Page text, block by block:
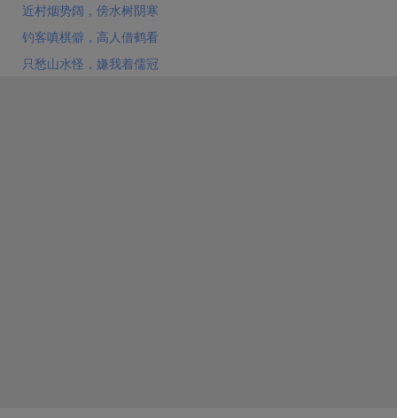
近村烟势阔，傍水树阴寒
钓客嗔棋僻，高人借鹤看
只愁山水怪，嫌我着儒冠